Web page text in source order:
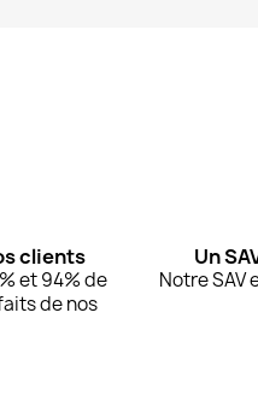
clients
et 94% de
de nos
Un
Notre SAV